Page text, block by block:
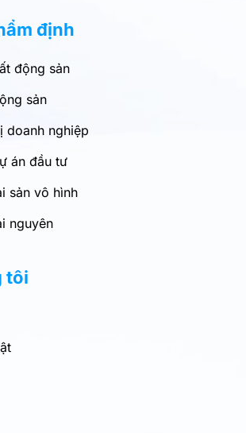
định
động sản
sản
doanh nghiệp
án đầu tư
sản vô hình
nguyên
tôi